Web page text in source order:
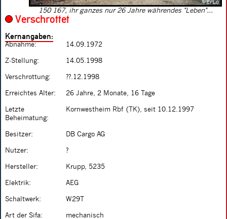
150 167, ihr ganzes nur 26 Jahre währendes "Leben"...
Verschrottet
Kernangaben:
Abnahme: 14.09.1972
Z-Stellung: 14.05.1998
Verschrottung: ??.12.1998
Erreichtes Alter: 26 Jahre, 2 Monate, 16 Tage
Letzte
Beheimatung:
Kornwestheim Rbf (TK), seit 10.12.1997
Besitzer: DB Cargo AG
Nutzer: ?
Hersteller: Krupp, 5235
Elektrik: AEG
Schaltwerk: W29T
Art der Sifa: mechanisch